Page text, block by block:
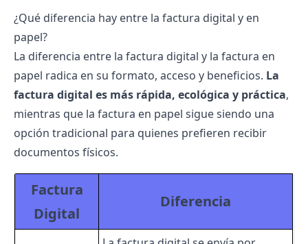
¿Qué diferencia hay entre la factura digital y en
papel?
La diferencia entre la factura digital y la factura en
papel radica en su formato, acceso y beneficios. La
factura digital es más rápida, ecológica y práctica,
mientras que la factura en papel sigue siendo una
opción tradicional para quienes prefieren recibir
documentos físicos.
Factura
Digital
Diferencia